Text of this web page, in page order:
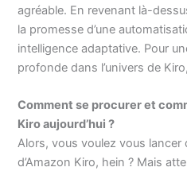
agréable. En revenant là-
la promesse d’une
intelligence adaptative. Pour
profonde dans l’univers de
Comment se procurer et
Kiro aujourd’hui ?
Alors, vous voulez vous lancer
d’Amazon Kiro, hein ? Mais